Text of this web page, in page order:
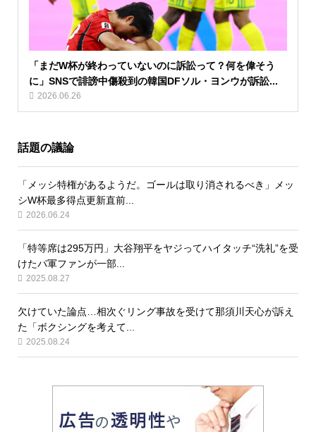
「まだW杯が終わっていないのに訴訟って？何を偉そう
に」SNSで誹謗中傷殺到の韓国DFソル・ヨンウが訴訟...
2026.06.26
話題の議論
「メッシ特権があるようだ。ゴールは取り消されるべき」メッ
シW杯最多得点更新直前...
2026.06.24
「特等席は295万円」大谷翔平をヤジってハイタッチ“洗礼”を受
けたパ軍ファンが一部...
2025.08.27
欠けていた論点…相次ぐリング事故を受けて那須川天心が訴え
た「ボクシングを考えて...
2025.08.24